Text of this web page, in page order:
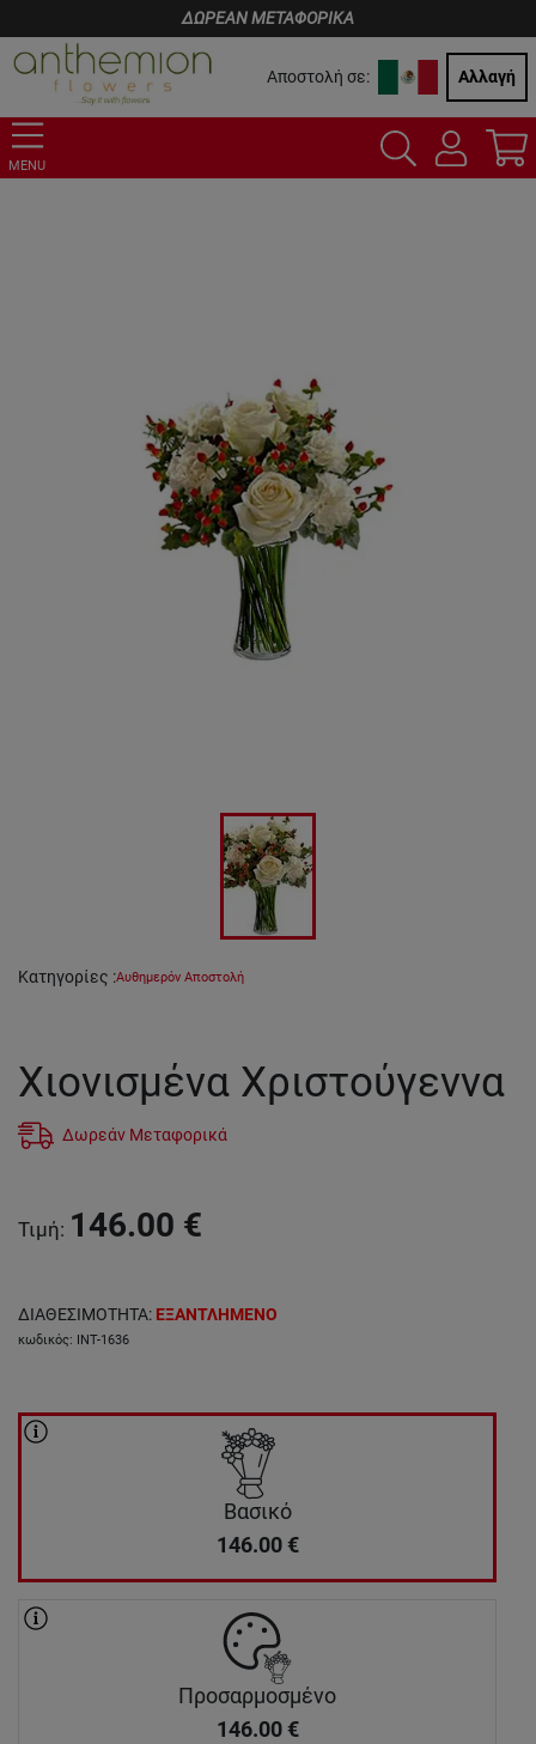
ΔΩΡΕΑΝ ΜΕΤΑΦΟΡΙΚΑ
Αποστολή σε: Αλλαγή
MENU
Κατηγορίες :Αυθημερόν Αποστολή
Χιονισμένα Χριστούγεννα
Δωρεάν Μεταφορικά
Τιμή: 146.00 €
ΔΙΑΘΕΣΙΜΟΤΗΤΑ: ΕΞΑΝΤΛΗΜΕΝΟ
κωδικός: INT-1636
Βασικό
146.00 €
Προσαρμοσμένο
146.00 €